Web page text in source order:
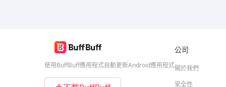
使用BuffBuff應用程式自動更新Android應用程式
公司
關於我們
安全性